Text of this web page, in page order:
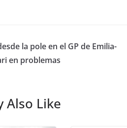
la pole en el GP de Emilia-
en problemas
Also Like